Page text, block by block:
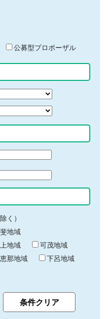
公募型プロポーザル
く）
地域
地域
可茂地域
恵那地域
下呂地域